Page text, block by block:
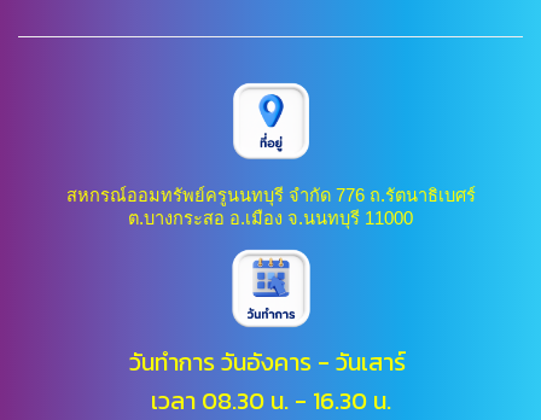
สหกรณ์ออมทรัพย์ครูนนทบุรี จำกัด 776 ถ.รัตนาธิเบศร์
ต.บางกระสอ อ.เมือง จ.นนทบุรี 11000
วันทำการ วันอังคาร - วันเสาร์
เวลา 08.30 น. - 16.30 น.